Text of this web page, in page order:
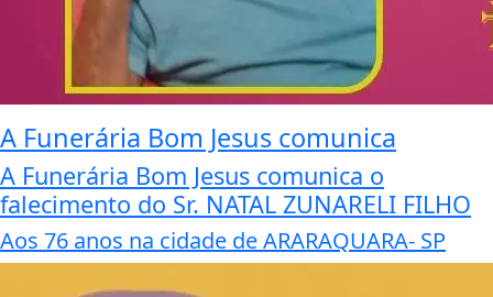
A Funerária Bom Jesus comunica
A Funerária Bom Jesus comunica o
falecimento do Sr. NATAL ZUNARELI FILHO
Aos 76 anos na cidade de ARARAQUARA- SP